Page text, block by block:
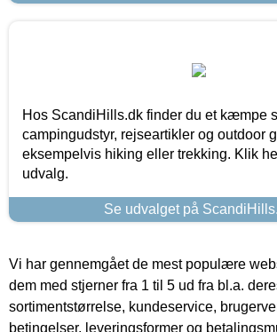
Hos ScandiHills.dk finder du et kæmpe
campingudstyr, rejseartikler og outdoor
eksempelvis hiking eller trekking. Klik
udvalg.
Se udvalget på
Vi har gennemgået de mest populære
dem med stjerner fra 1 til 5 ud fra bl.a.
sortimentstørrelse, kundeservice,
betingelser, leveringsformer og